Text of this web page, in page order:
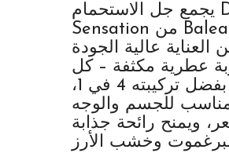
يجمع جل الاستحمام Deep
Sensation من Balea MEN
العناية عالية الجودة
عطرية مكثفة – كل
يوم. بفضل تركيبته 4 في 1،
للجسم والوجه
ويمنح رائحة جذابة
وخشب الأرز